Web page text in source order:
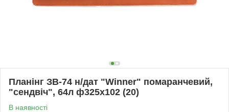
Планінг ЗВ-74 н/дат "Winner" помаранчевий,
"сендвіч", 64л ф325х102 (20)
В наявності